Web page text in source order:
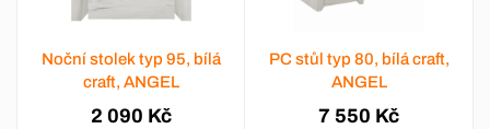
Noční stolek typ 95, bílá
craft, ANGEL
2 090 Kč
PC stůl typ 80, bílá craft,
ANGEL
7 550 Kč